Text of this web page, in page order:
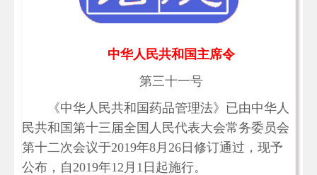
中华人民共和国主席令
第三十一号
《中华人民共和国药品管理法》已由中华人
民共和国第十三届全国人民代表大会常务委员会
第十二次会议于2019年8月26日修订通过，现予
公布，自2019年12月1日起施行。